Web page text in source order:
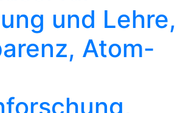
und Lehre,
Atom-